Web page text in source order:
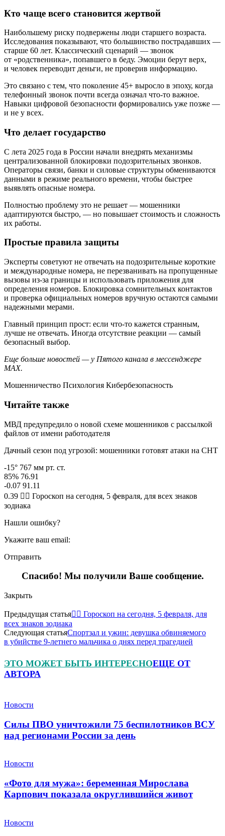
Кто чаще всего становится жертвой
Наибольшему риску подвержены люди старшего возраста.
Исследования показывают, что большинство пострадавших —
старше 60 лет. Классический сценарий — звонок
от «родственника», попавшего в беду. Эмоции берут верх,
и человек переводит деньги, не проверив информацию.
Это связано с тем, что поколение 45+ выросло в эпоху, когда
телефонный звонок почти всегда означал что-то важное.
Навыки цифровой безопасности формировались уже позже —
и не у всех.
Что делает государство
С лета 2025 года в России начали внедрять механизмы
централизованной блокировки подозрительных звонков.
Операторы связи, банки и силовые структуры обмениваются
данными в режиме реального времени, чтобы быстрее
выявлять опасные номера.
Полностью проблему это не решает — мошенники
адаптируются быстро, — но повышает стоимость и сложность
их работы.
Простые правила защиты
Эксперты советуют не отвечать на подозрительные короткие
и международные номера, не перезванивать на пропущенные
вызовы из-за границы и использовать приложения для
определения номеров. Блокировка сомнительных контактов
и проверка официальных номеров вручную остаются самыми
надежными мерами.
Главный принцип прост: если что-то кажется странным,
лучше не отвечать. Иногда отсутствие реакции — самый
безопасный выбор.
Еще больше новостей — у Пятого канала в мессенджере
MAX.
Мошенничество Психология Кибербезопасность
Читайте также
МВД предупредило о новой схеме мошенников с рассылкой
файлов от имени работодателя
Дачный сезон под угрозой: мошенники готовят атаки на СНТ
-15° 767 мм рт. ст.
85% 76.91
-0.07 91.11
0.39 🧙‍♀ Гороскоп на сегодня, 5 февраля, для всех знаков
зодиака
Нашли ошибку?
Укажите ваш email:
Отправить
Спасибо! Мы получили Ваше сообщение.
Закрыть
Предыдущая статья🧙‍♀ Гороскоп на сегодня, 5 февраля, для
всех знаков зодиака
Следующая статьяСпортзал и ужин: девушка обвиняемого
в убийстве 9-летнего мальчика о днях перед трагедией
ЭТО МОЖЕТ БЫТЬ ИНТЕРЕСНОЕЩЕ ОТ
АВТОРА
Новости
Силы ПВО уничтожили 75 беспилотников ВСУ
над регионами России за день
Новости
«Фото для мужа»: беременная Мирослава
Карпович показала округлившийся живот
Новости